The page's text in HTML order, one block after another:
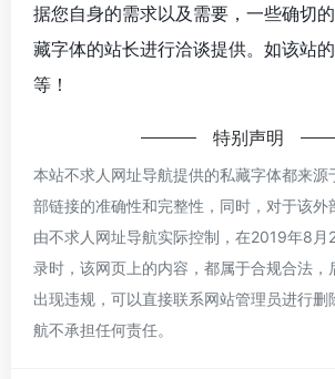
据您自身的需求以及需要，一些确切
藏字体的站长进行洽谈提供。如该站
等！
特别声明
本站不求人网址导航提供的私藏字体都来源
部链接的准确性和完整性，同时，对于该外
由不求人网址导航实际控制，在2019年8月
录时，该网页上的内容，都属于合规合法，
出现违规，可以直接联系网站管理员进行删
航不承担任何责任。